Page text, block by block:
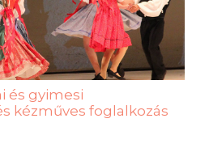
és gyimesi
kézműves foglalkozás